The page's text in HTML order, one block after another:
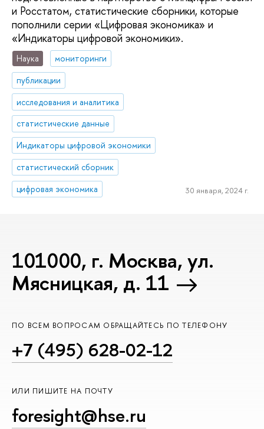
и Росстатом, статистические сборники, которые
пополнили серии «Цифровая экономика» и
«Индикаторы цифровой экономики».
Наука
мониторинги
публикации
исследования и аналитика
статистические данные
Индикаторы цифровой экономики
статистический сборник
цифровая экономика
30 января, 2024 г.
101000, г. Москва, ул.
Мясницкая, д. 11
ПО ВСЕМ ВОПРОСАМ ОБРАЩАЙТЕСЬ ПО ТЕЛЕФОНУ
+7 (495) 628-02-12
ИЛИ ПИШИТЕ НА ПОЧТУ
foresight@hse.ru